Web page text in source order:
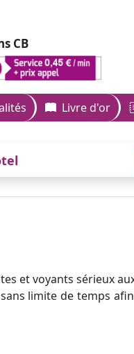
CB
Livre d'or
et voyants sérieux
limite de temps